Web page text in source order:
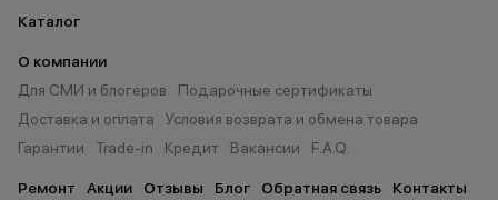
Каталог
О компании
Для СМИ и блогеров
Подарочные сертификаты
Доставка и оплата
Условия возврата и обмена товара
Гарантии
Trade-in Кредит Вакансии F.A.Q.
Ремонт Акции Отзывы Блог Обратная связь Контакты